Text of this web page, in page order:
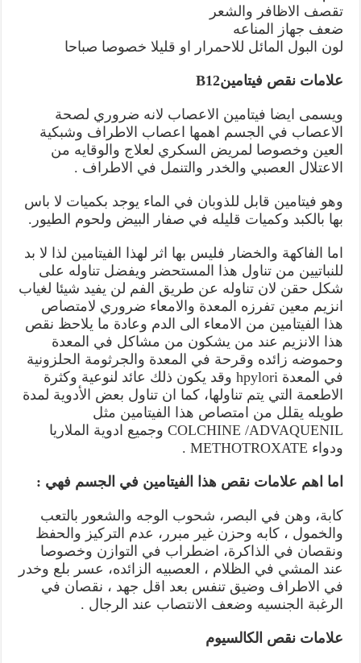
تقصف الاظافر والشعر
ضعف جهاز المناعه
لون البول المائل للاحمرار او قليلا خصوصا صباحا
علامات نقص فيتامينB12
ويسمى ايضا فيتامين الاعصاب لانه ضروري لصحة
الاعصاب في الجسم اهمها اعصاب الاطراف وشبكية
العين وخصوصا لمريض السكري لعلاج والوقايه من
الاعتلال العصبي والخدر والتنمل في الاطراف .
وهو فيتامين قابل للذوبان في الماء يوجد بكميات لا باس
بها بالكبد وكميات قليله في صفار البيض ولحوم الطيور.
اما الفاكهة والخضار فليس بها اثر لهذا الفيتامين لذا لا بد
للنباتيين من تناول هذا المستحضر ويفضل تناوله على
شكل حقن لان تناوله عن طريق الفم لن يفيد شيئا لغياب
انزيم معين تفرزه المعدة والامعاء ضروري لامتصاص
هذا الفيتامين من الامعاء الى الدم وعادة ما يلاحظ نقص
هذا الانزيم عند من يشكون من مشاكل في المعدة
وحموضه زائده وقرحة في المعدة والجرثومة الحلزونية
في المعدة hpylori وقد يكون ذلك عائد لنوعية وكثرة
الاطعمة التي يتم تناولها، كما ان تناول بعض الأدوية لمدة
طويله يقلل من امتصاص هذا الفيتامين مثل
COLCHINE /ADVAQUENIL وجميع ادوية الملاريا
ودواء METHOTROXATE .
اما اهم علامات نقص هذا الفيتامين في الجسم فهي :
كابة، وهن في البصر، شحوب الوجه والشعور بالتعب
والخمول ، كابه وحزن غير مبرر، عدم التركيز والحفظ
ونقصان في الذاكرة، اضطراب في التوازن وخصوصا
عند المشي في الظلام ، العصبيه الزائده، عسر بلع وخدر
في الاطراف وضيق تنفس بعد اقل جهد ، نقصان في
الرغبة الجنسيه وضعف الانتصاب عند الرجال .
علامات نقص الكالسيوم